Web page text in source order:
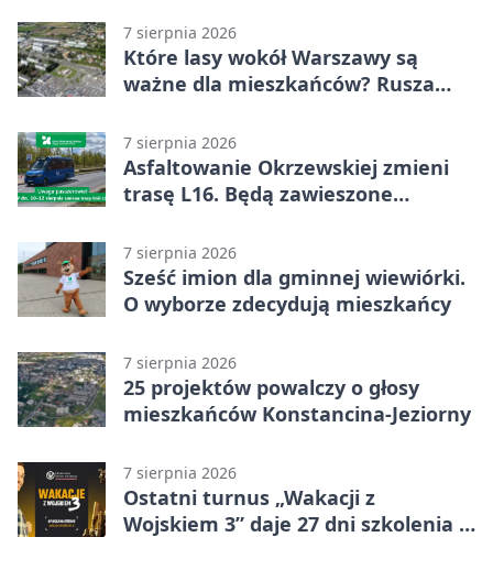
7 sierpnia 2026
Które lasy wokół Warszawy są
ważne dla mieszkańców? Rusza
7 sierpnia 2026
Asfaltowanie Okrzewskiej zmieni
trasę L16. Będą zawieszone
7 sierpnia 2026
Sześć imion dla gminnej wiewiórki.
O wyborze zdecydują mieszkańcy
7 sierpnia 2026
25 projektów powalczy o głosy
mieszkańców Konstancina-Jeziorny
7 sierpnia 2026
Ostatni turnus „Wakacji z
Wojskiem 3” daje 27 dni szkolenia i